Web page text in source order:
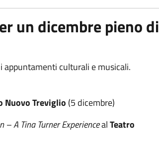
un dicembre pieno di
culturali e musicali.
Nuovo Treviglio (5 dicembre)
– A Tina Turner ExperiencealTeatro